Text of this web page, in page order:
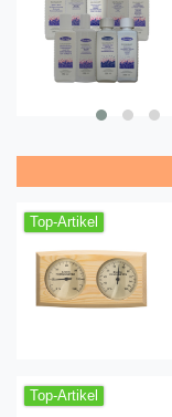
Top-Artikel
Top-Artikel